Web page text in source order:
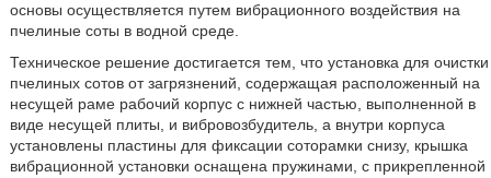
основы осуществляется путем вибрационного воздействия на
пчелиные соты в водной среде.
Техническое решение достигается тем, что установка для очистки
пчелиных сотов от загрязнений, содержащая расположенный на
несущей раме рабочий корпус с нижней частью, выполненной в
виде несущей плиты, и вибровозбудитель, а внутри корпуса
установлены пластины для фиксации соторамки снизу, крышка
вибрационной установки оснащена пружинами, с прикрепленной